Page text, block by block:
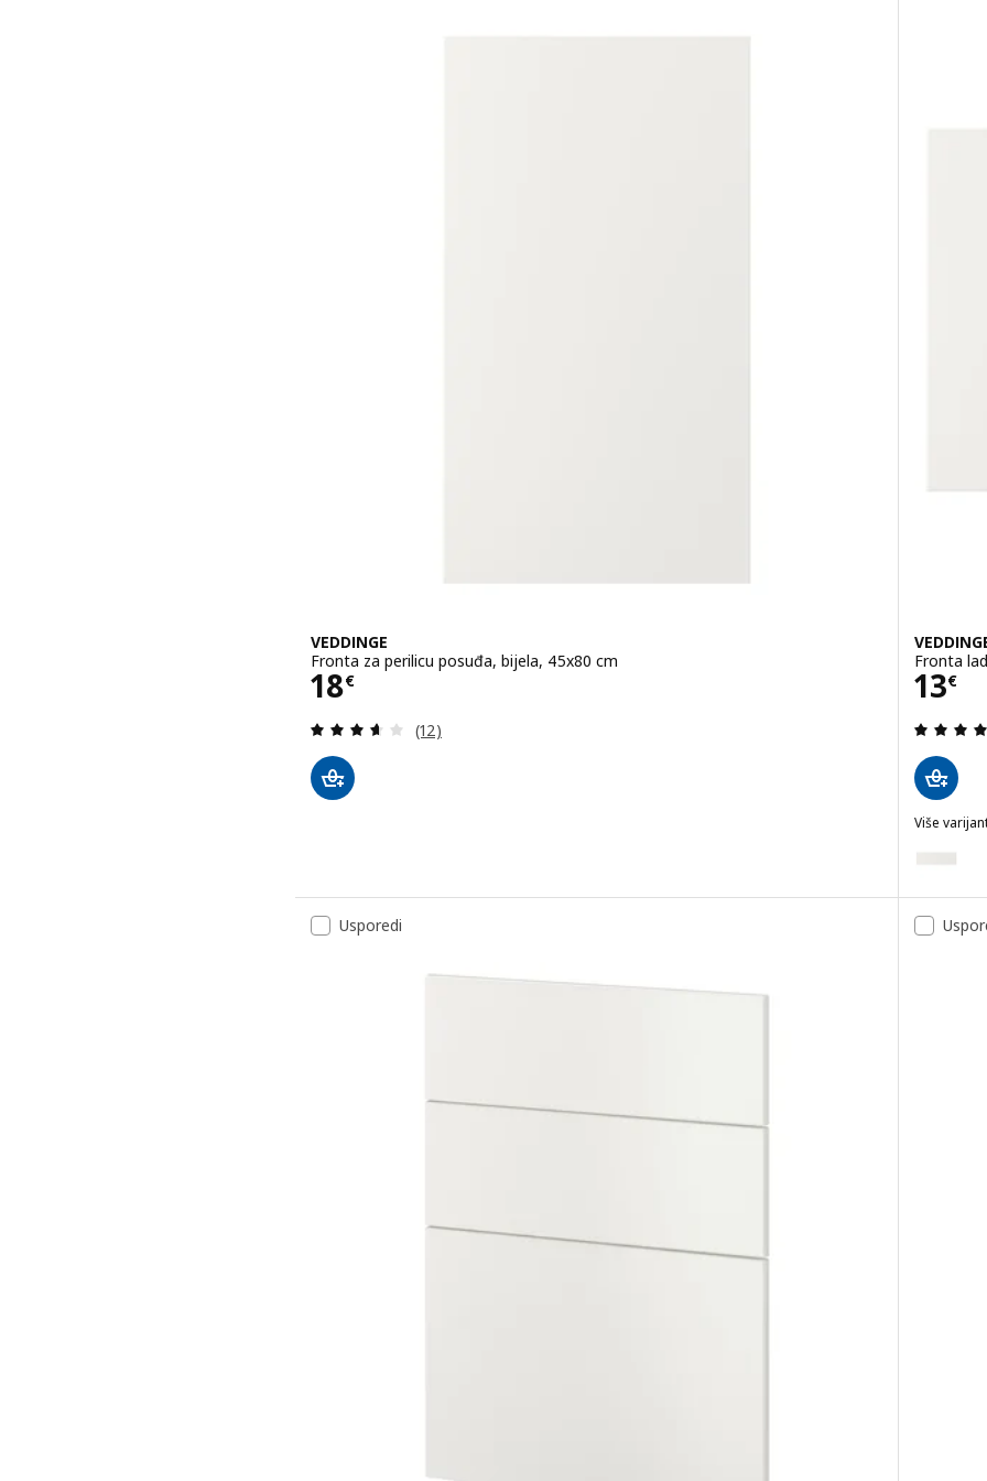
VEDDINGE
Fronta za perilicu posuđa, bijela, 45x80 cm
18€
Cijena 18€
Revizija: 3.6 od 5 zvjezdica. Ukupno recenzija:
(12)
Fronta
13€
Više
Usporedi